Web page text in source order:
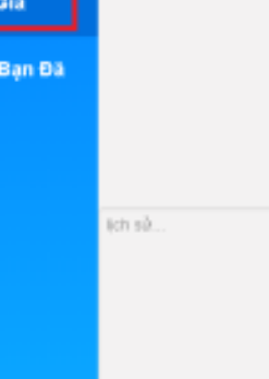
Marketing dành cho điện
trình đóng gói hàng hoá